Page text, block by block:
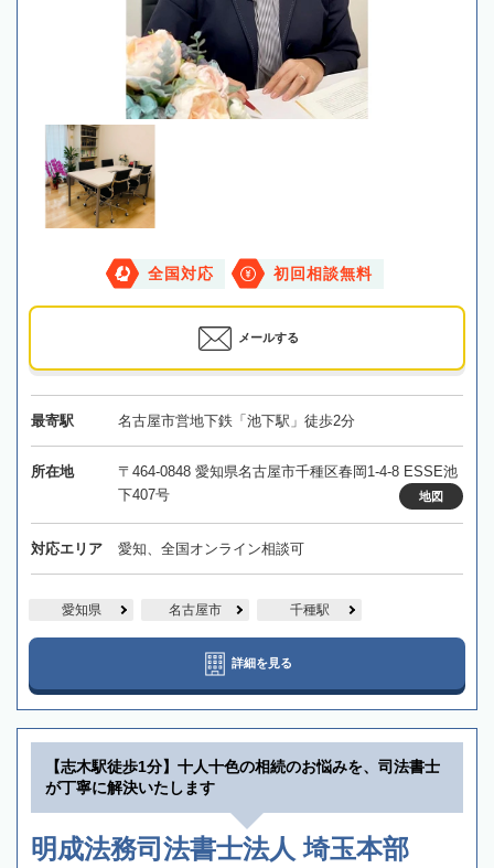
全国対応 初回相談無料
メールする
最寄駅 名古屋市営地下鉄「池下駅」徒歩2分
所在地
〒464-0848 愛知県名古屋市千種区春岡1-4-8 ESSE池
下407号
地図
対応エリア 愛知、全国オンライン相談可
愛知県 名古屋市 千種駅
詳細を見る
【志木駅徒歩1分】十人十色の相続のお悩みを、司法書士
が丁寧に解決いたします
明成法務司法書士法人 埼玉本部